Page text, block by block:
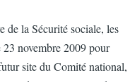
de la Sécurité sociale, les
novembre 2009 pour
site du Comité national,